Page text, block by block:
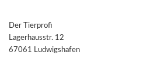
Der Tierprofi
Lagerhausstr. 12
67061 Ludwigshafen